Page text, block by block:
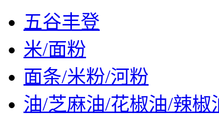
五谷丰登
米/面粉
面条/米粉/河粉
油/芝麻油/花椒油/辣椒